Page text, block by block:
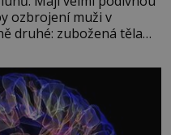
ozbrojení muži v
druhé: zubožená těla
roku 1945, druhá
Stolpsee